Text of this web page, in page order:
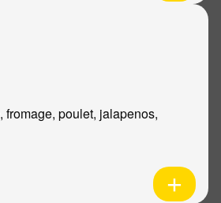
fromage, poulet, jalapenos,